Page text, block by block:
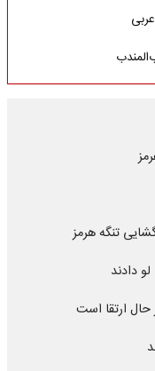
تنگه هرمز
دادند
ارتقا است